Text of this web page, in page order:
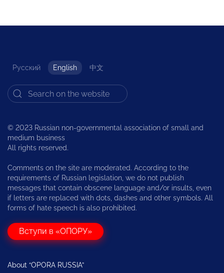
Русский English 中文
© 2023 Russian non-governmental association of small and
medium business
All rights reserved.
Comments on the site are moderated. According to the
requirements of Russian legislation, we do not publish
messages that contain obscene language and/or insults, even
if letters are replaced with dots, dashes and other symbols. All
forms of hate speech is also prohibited.
Вступи в «ОПОРУ»
About “OPORA RUSSIA”